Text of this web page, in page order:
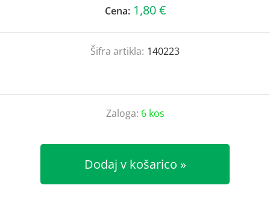
Cena: 1,80 €
Šifra artikla: 140223
Zaloga: 6 kos
Dodaj v košarico